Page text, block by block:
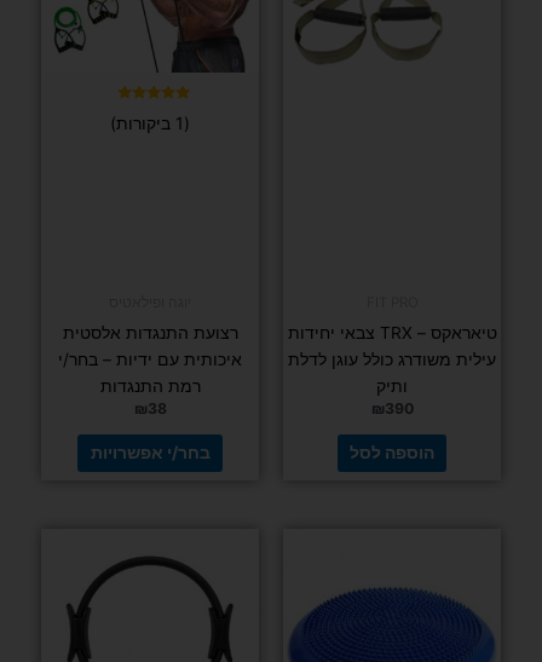
FIT PRO
טיאראקס –
יחידות עילית
משודרג כולל
5.00
(1 ביקורות)
יוגה ופילאטיס
רצועת התנגדות אלסטית איכותית עם ידיות –
בחר/י אפשרויות
מספר
סוגים.
ניתן
לבחור